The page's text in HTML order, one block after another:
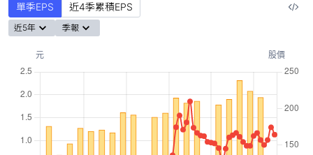
單季EPS 近4季累積EPS
近5年 季報